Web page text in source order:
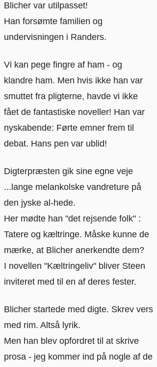
Blicher var utilpasset!
Han forsømte familien og
undervisningen i Randers.
Vi kan pege fingre af ham - og
klandre ham. Men hvis ikke han var
smuttet fra pligterne, havde vi ikke
fået de fantastiske noveller! Han var
nyskabende: Førte emner frem til
debat. Hans pen var ublid!
Digterpræsten gik sine egne veje
...lange melankolske vandreture på
den jyske al-hede.
Her mødte han "det rejsende folk" :
Tatere og kæltringe. Måske kunne de
mærke, at Blicher anerkendte dem?
I novellen "Kæltringeliv" bliver Steen
inviteret med til en af deres fester.
Blicher startede med digte. Skrev vers
med rim. Altså lyrik.
Men han blev opfordret til at skrive
prosa - jeg kommer ind på nogle af de